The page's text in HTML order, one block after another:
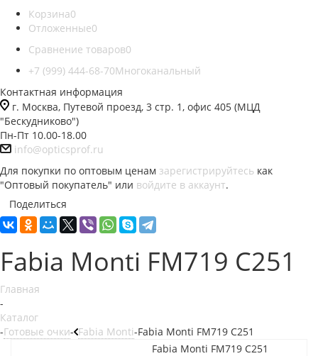
Корзина0
Отложенные0
Сравнение товаров0
+7 (999) 444-68-70Многоканальный
Контактная информация
г. Москва, Путевой проезд, 3 стр. 1, офис 405 (МЦД
"Бескудниково")
Пн-Пт 10.00-18.00
info@opticsprof.ru
Для покупки по оптовым ценам зарегистрируйтесь как
"Оптовый покупатель" или войдите в аккаунт.
Поделиться
Fabia Monti FM719 С251
Главная
-
Каталог
-Готовые очки- Fabia Monti-Fabia Monti FM719 С251
Fabia Monti FM719 С251